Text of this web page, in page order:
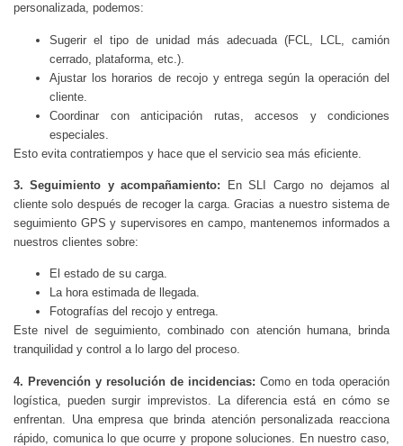
personalizada, podemos:
Sugerir el tipo de unidad más adecuada (FCL, LCL, camión
cerrado, plataforma, etc.).
Ajustar los horarios de recojo y entrega según la operación del
cliente.
Coordinar con anticipación rutas, accesos y condiciones
especiales.
Esto evita contratiempos y hace que el servicio sea más eficiente.
3. Seguimiento y acompañamiento: En SLI Cargo no dejamos al
cliente solo después de recoger la carga. Gracias a nuestro sistema de
seguimiento GPS y supervisores en campo, mantenemos informados a
nuestros clientes sobre:
El estado de su carga.
La hora estimada de llegada.
Fotografías del recojo y entrega.
Este nivel de seguimiento, combinado con atención humana, brinda
tranquilidad y control a lo largo del proceso.
4. Prevención y resolución de incidencias: Como en toda operación
logística, pueden surgir imprevistos. La diferencia está en cómo se
enfrentan. Una empresa que brinda atención personalizada reacciona
rápido, comunica lo que ocurre y propone soluciones. En nuestro caso,